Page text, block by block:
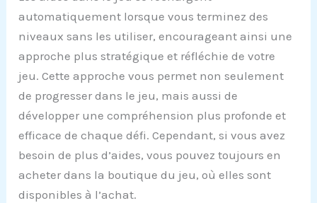
automatiquement lorsque vous terminez des
niveaux sans les utiliser, encourageant ainsi une
approche plus stratégique et réfléchie de votre
jeu. Cette approche vous permet non seulement
de progresser dans le jeu, mais aussi de
développer une compréhension plus profonde et
efficace de chaque défi. Cependant, si vous avez
besoin de plus d’aides, vous pouvez toujours en
acheter dans la boutique du jeu, où elles sont
disponibles à l’achat.